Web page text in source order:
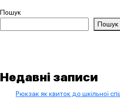
Пошук
Пошук
Недавні записи
Рюкзак як квиток до шкільної